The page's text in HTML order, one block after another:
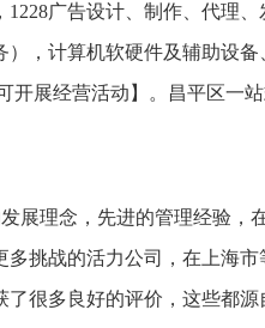
广告设计、制作、代理、
，计算机软硬件及辅助设备
开展经营活动】。昌平区一
展理念，先进的管理经验，
挑战的活力公司，在上海市
很多良好的评价，这些都源